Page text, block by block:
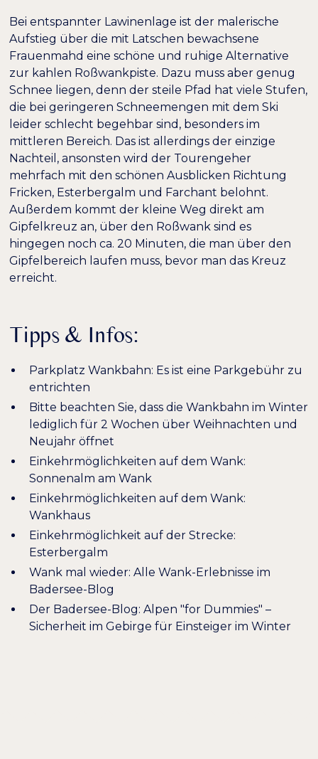
Bei entspannter Lawinenlage ist der malerische
Aufstieg über die mit Latschen bewachsene
Frauenmahd eine schöne und ruhige Alternative
zur kahlen Roßwankpiste. Dazu muss aber genug
Schnee liegen, denn der steile Pfad hat viele Stufen,
die bei geringeren Schneemengen mit dem Ski
leider schlecht begehbar sind, besonders im
mittleren Bereich. Das ist allerdings der einzige
Nachteil, ansonsten wird der Tourengeher
mehrfach mit den schönen Ausblicken Richtung
Fricken, Esterbergalm und Farchant belohnt.
Außerdem kommt der kleine Weg direkt am
Gipfelkreuz an, über den Roßwank sind es
hingegen noch ca. 20 Minuten, die man über den
Gipfelbereich laufen muss, bevor man das Kreuz
erreicht.
Tipps & Infos:
Parkplatz Wankbahn: Es ist eine Parkgebühr zu
entrichten
Bitte beachten Sie, dass die Wankbahn im Winter
lediglich für 2 Wochen über Weihnachten und
Neujahr öffnet
Einkehrmöglichkeiten auf dem Wank:
Sonnenalm am Wank
Einkehrmöglichkeiten auf dem Wank:
Wankhaus
Einkehrmöglichkeit auf der Strecke:
Esterbergalm
Wank mal wieder: Alle Wank-Erlebnisse im
Badersee-Blog
Der Badersee-Blog: Alpen "for Dummies" –
Sicherheit im Gebirge für Einsteiger im Winter